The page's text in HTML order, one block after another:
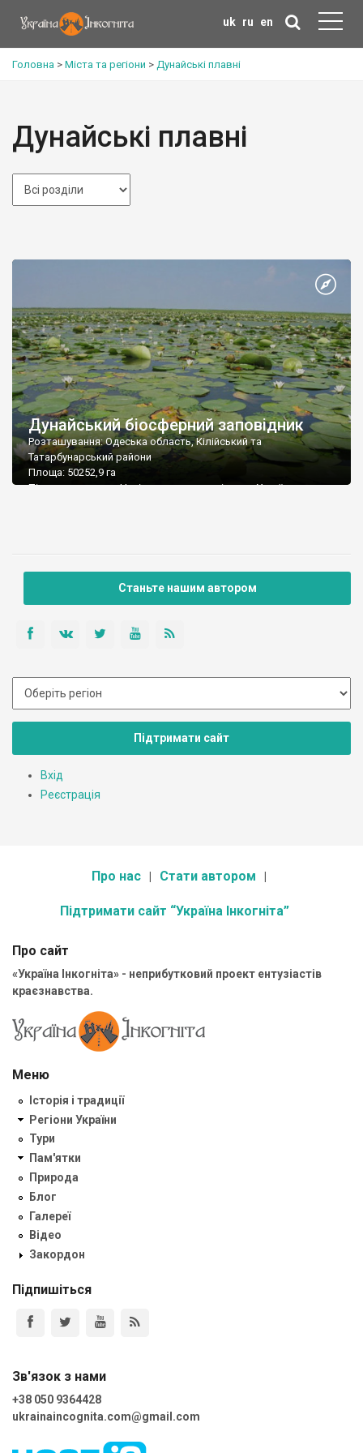
uk ru en
Головна > Міста та регіони > Дунайські плавні
Дунайські плавні
Дунайський біосферний заповідник
Розташування: Одеська область, Кілійський та
Татарбунарський райони
Площа: 50252,9 га
Підпорядкування: Національна академія наук України
Станьте нашим автором
Підтримати сайт
Вхід
Реєстрація
Про нас Стати автором
Підтримати сайт “Україна Інкогніта”
Про сайт
«Україна Інкогніта» - неприбутковий проект ентузіастів
краєзнавства.
Меню
Історія і традиції
Регіони України
Тури
Пам'ятки
Природа
Блог
Галереї
Відео
Закордон
Підпишіться
Зв'язок з нами
+38 050 9364428
ukrainaincognita.com@gmail.com